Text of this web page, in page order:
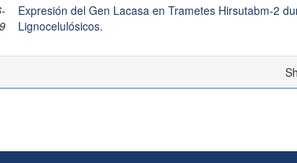
Expresión del Gen Lacasa en Trametes Hirsutabm-2
Lignocelulósicos.